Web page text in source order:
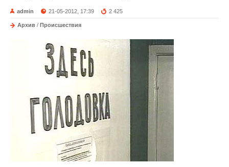
admin 21-05-2012, 17:39 2 425
Архив / Происшествия